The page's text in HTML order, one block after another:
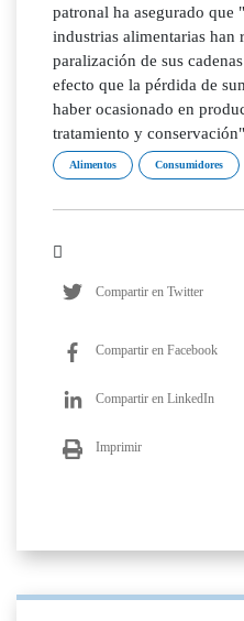
patronal ha asegurado que
industrias alimentarias han
paralización de sus
efecto que la pérdida de
haber ocasionado en
tratamiento y
Alimentos Consumidores
Compartir en Twitter
Compartir en Facebook
Compartir en LinkedIn
Imprimir